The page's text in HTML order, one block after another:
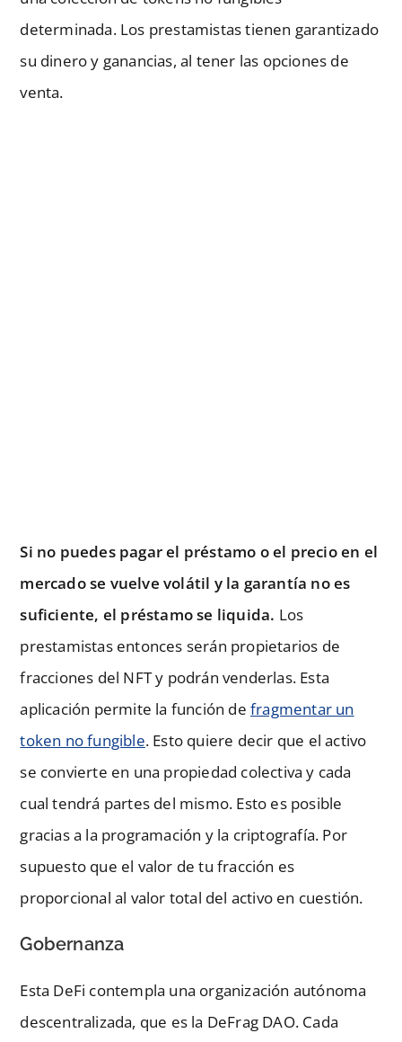
determinada. Los prestamistas tienen garantizado
su dinero y ganancias, al tener las opciones de
venta.
Si no puedes pagar el préstamo o el precio en el
mercado se vuelve volátil y la garantía no es
suficiente, el préstamo se liquida. Los
prestamistas entonces serán propietarios de
fracciones del NFT y podrán venderlas. Esta
aplicación permite la función defragmentar un
token no fungible. Esto quiere decir que el activo
se convierte en una propiedad colectiva y cada
cual tendrá partes del mismo. Esto es posible
gracias a la programación y la criptografía. Por
supuesto que el valor de tu fracción es
proporcional al valor total del activo en cuestión.
Gobernanza
Esta DeFi contempla una organización autónoma
descentralizada, que es la DeFrag DAO. Cada